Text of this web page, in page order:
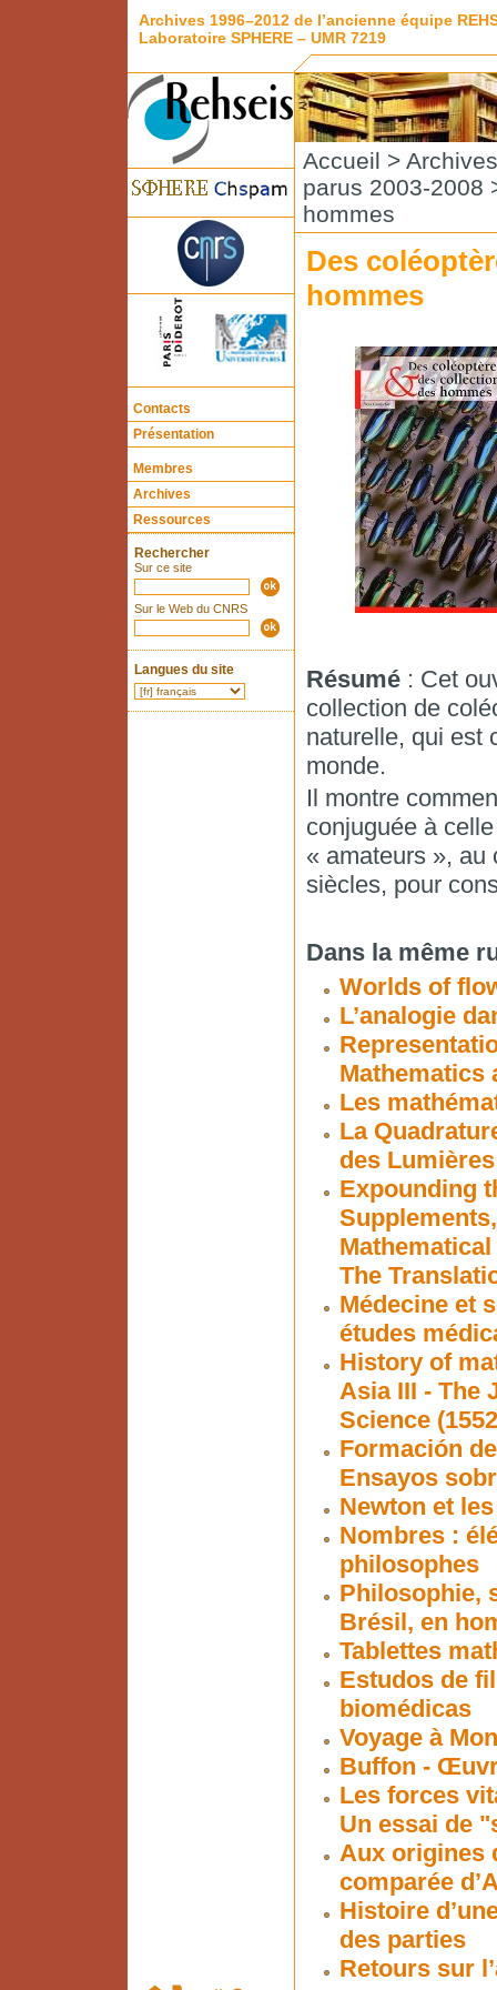
Archives 1996–2012 de l’ancienne équipe
Laboratoire SPHERE – UMR 7219
Contacts
Présentation
Membres
Archives
Ressources
Rechercher
Sur ce site
Sur le Web du CNRS
Langues du site
Accueil > Archives
parus 2003-2008
hommes
Des
hommes
Résumé: Cet
collection de
naturelle, qui est
monde.
Il montre
conjuguée à
« amateurs », au
siècles, pour
Dans la même
Worlds of
L’analogie
Mathematics
Les
La
des Lumières
Expounding
The
Médecine et
études
History of
Asia III - The
Science
Formación
Ensayos
Newton et
Nombres :
philosophes
Philosophie,
Brésil, en
Tablettes
Estudos de
biomédicas
Voyage à
Buffon -
Les forces
Un essai de
Aux origines
comparée
Histoire
des parties
Retours sur